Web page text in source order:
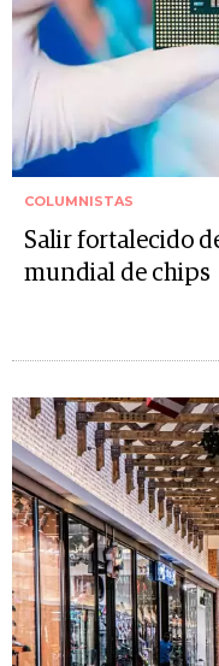
COLUMNISTAS
Salir fortalecido
mundial de chips